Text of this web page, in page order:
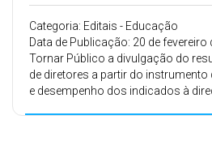
Categoria: Editais - Educação
Data de Publicação: 20 de fevereiro
Tornar Público a divulgação do
de diretores a partir do instrumento
e desempenho dos indicados à